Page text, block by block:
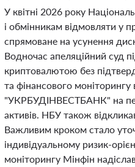
У квітні 2026 року
і обмінникам відмовляти
спрямоване на усунення
Водночас апеляційний суд
криптовалютою без
та фінансового
"УКРБУДІНВЕСТБАНК" на
активів. НБУ також
Важливим кроком стало
індивідуальному ризик-
моніторингу Мінфін